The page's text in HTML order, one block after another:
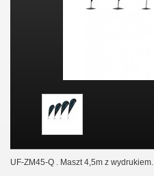
UF-ZM45-Q . Maszt 4,5m z wydrukiem.